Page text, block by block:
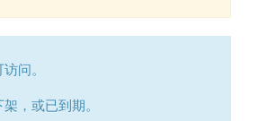
问。
，或已到期。